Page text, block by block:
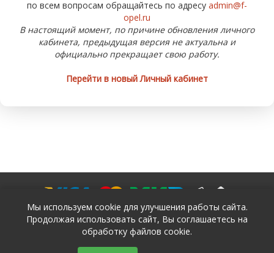
по всем вопросам обращайтесь по адресу admin@f-
opel.ru
В настоящий момент, по причине обновления личного
кабинета, предыдущая версия не актуальна и
официально прекращает свою работу.
Перейти в новый Личный кабинет
Мы используем cookie для улучшения работы сайта.
Продолжая использовать сайт, Вы соглашаетесь на
обработку файлов cookie.